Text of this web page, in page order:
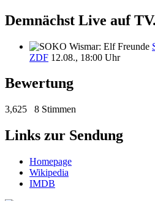
Demnächst Live auf
ZDF 12.08., 18:00 Uhr
Bewertung
3,625 8 Stimmen
Links zur Sendung
Homepage
Wikipedia
IMDB